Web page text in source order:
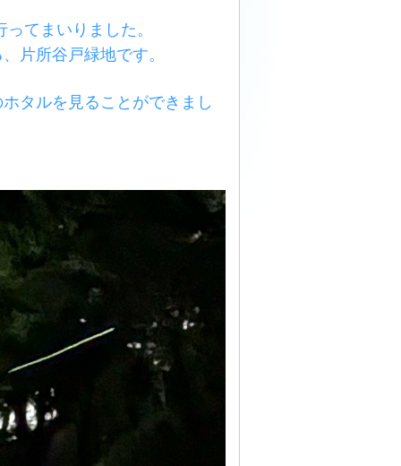
てまいりました。
片所谷戸緑地です。
タルを見ることができまし